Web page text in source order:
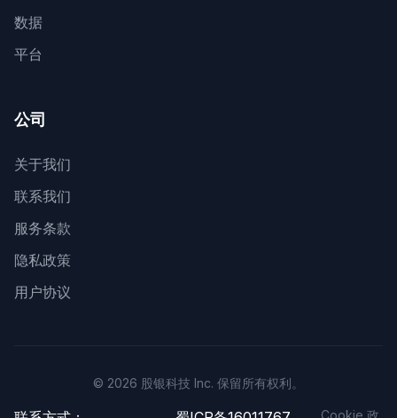
数据
平台
公司
关于我们
联系我们
服务条款
隐私政策
用户协议
© 2026 股银科技 Inc. 保留所有权利。
Cookie 政